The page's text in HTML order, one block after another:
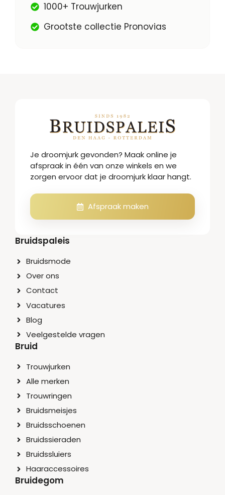
1000+ Trouwjurken
Grootste collectie Pronovias
Je droomjurk gevonden? Maak online je
afspraak in één van onze winkels en we
zorgen ervoor dat je droomjurk klaar hangt.
Afspraak maken
Bruidspaleis
Bruidsmode
Over ons
Contact
Vacatures
Blog
Veelgestelde vragen
Bruid
Trouwjurken
Alle merken
Trouwringen
Bruidsmeisjes
Bruidsschoenen
Bruidssieraden
Bruidssluiers
Haaraccessoires
Bruidegom